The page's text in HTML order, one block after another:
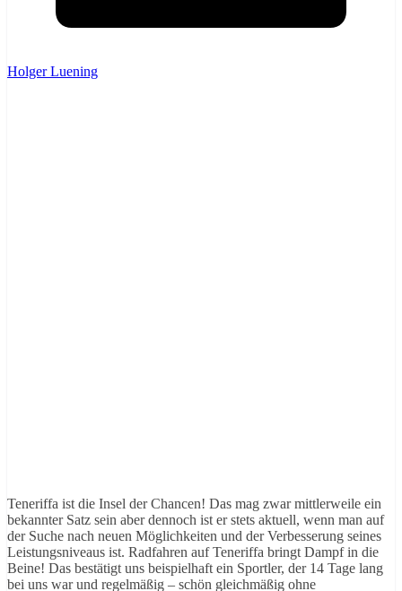
Holger Luening
Teneriffa ist die Insel der Chancen! Das mag zwar mittlerweile ein
bekannter Satz sein aber dennoch ist er stets aktuell, wenn man auf
der Suche nach neuen Möglichkeiten und der Verbesserung seines
Leistungsniveaus ist. Radfahren auf Teneriffa bringt Dampf in die
Beine! Das bestätigt uns beispielhaft ein Sportler, der 14 Tage lang
bei uns war und regelmäßig – schön gleichmäßig ohne